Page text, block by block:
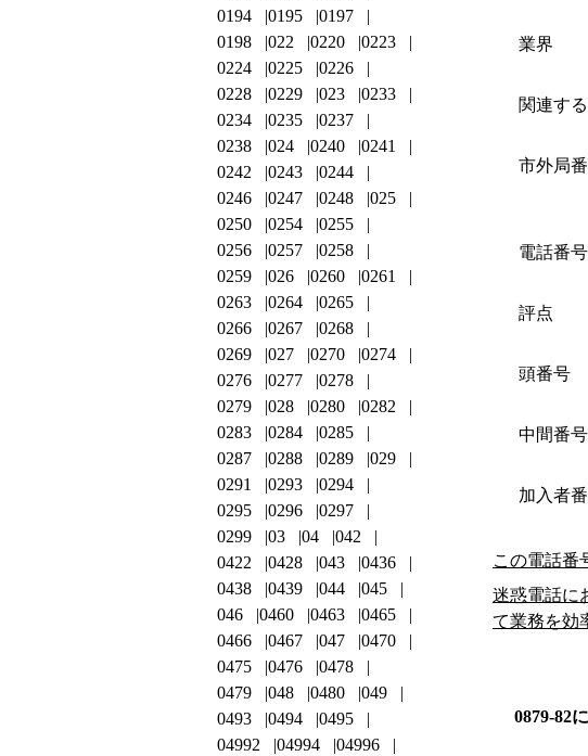
業界
関連す
市外局
電話番
評点
頭番号
中間番号
加入者
この電話番
迷惑電話に
て業務を効
0879-82
0194
0195
0197
0198
022 0220
0223
0224
0225
0226
0228
0229 023
0233
0234
0235
0237
0238
024 0240
0241
0242
0243
0244
0246
0247 0248
025
0250
0254
0255
0256
0257
0258
0259
026 0260
0261
0263
0264
0265
0266
0267
0268
0269
027 0270
0274
0276
0277
0278
0279
028 0280
0282
0283
0284
0285
0287
0288 0289
029
0291
0293
0294
0295
0296
0297
0299
03 04
042
0422
0428 043
0436
0438
0439 044
045
046
0460 0463
0465
0466
0467 047
0470
0475
0476
0478
0479
048 0480
049
0493
0494
0495
04992
04994
04996